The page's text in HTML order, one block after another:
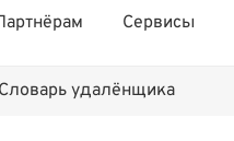
Сервисы
Словарь удалёнщика